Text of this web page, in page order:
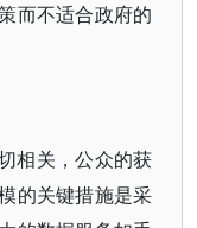
而不适合政府的
相关，公众的获
的关键措施是采